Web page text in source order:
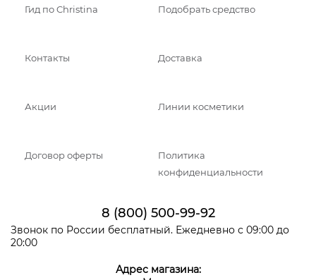
Гид по Christina Подобрать средство
Контакты Доставка
Акции Линии косметики
Договор оферты
Политика
конфиденциальности
8 (800) 500-99-92
Звонок по России бесплатный. Ежедневно с 09:00 до
20:00
Адрес магазина: